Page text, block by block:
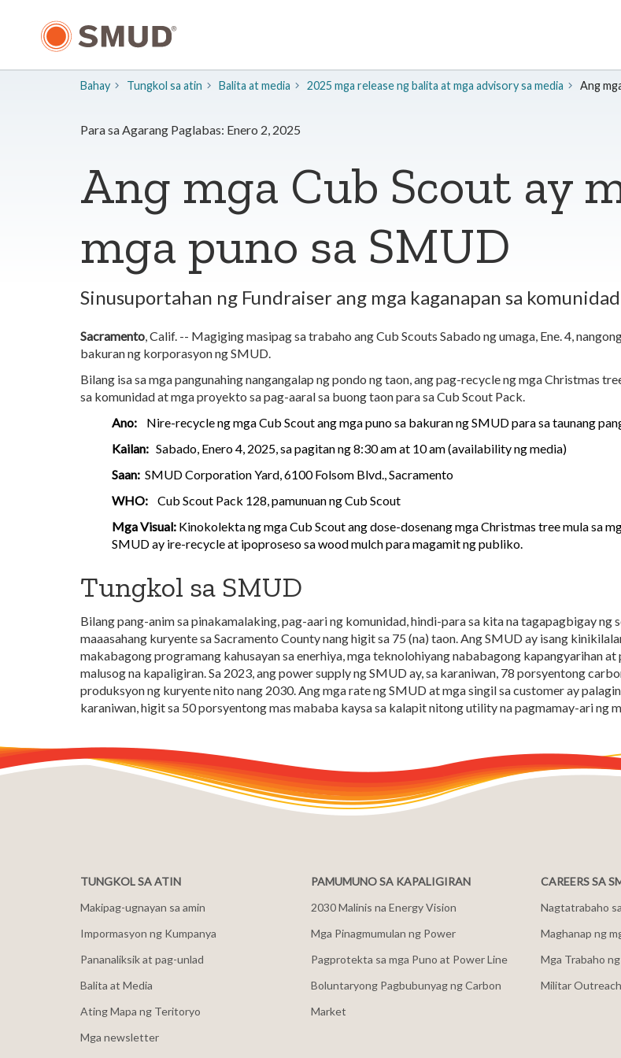
Pangunahing
Bahay Tungkol sa atin ​Balita at media 2025 mga release ng balita at mga advisory sa media Ang
Para sa Agarang Paglabas: Enero 2, 2025
Ang mga Cub Scout ay
mga puno sa SMUD
Sinusuportahan ng Fundraiser ang mga kaganapan sa
Sacramento, Calif. -- Magiging masipag sa trabaho ang Cub Scouts Sabado ng umaga, Ene. 4,
bakuran ng korporasyon ng SMUD.
Bilang isa sa mga pangunahing nangangalap ng pondo ng taon, ang pag-recycle ng mga Christmas
sa komunidad at mga proyekto sa pag-aaral sa buong taon para sa Cub Scout Pack.
Ano: Nire-recycle ng mga Cub Scout ang mga puno sa bakuran ng SMUD para sa taunang
Kailan: Sabado, Enero 4, 2025, sa pagitan ng 8:30 am at 10 am (availability ng media)
Saan: SMUD Corporation Yard, 6100 Folsom Blvd., Sacramento
WHO: Cub Scout Pack 128, pamunuan ng Cub Scout
Mga Visual: Kinokolekta ng mga Cub Scout ang dose-dosenang mga Christmas tree mula sa
SMUD ay ire-recycle at ipoproseso sa wood mulch para magamit ng publiko.
Tungkol sa SMUD
Bilang pang-anim sa pinakamalaking, pag-aari ng komunidad, hindi-para sa kita na tagapagbigay
maaasahang kuryente sa Sacramento County nang higit sa 75 (na) taon. Ang SMUD ay isang
makabagong programang kahusayan sa enerhiya, mga teknolohiyang nababagong kapangyarihan
malusog na kapaligiran. Sa 2023, ang power supply ng SMUD ay, sa karaniwan, 78 porsyentong
produksyon ng kuryente nito nang 2030. Ang mga rate ng SMUD at mga singil sa customer ay
karaniwan, higit sa 50 porsyentong mas mababa kaysa sa kalapit nitong utility na pagmamay-ari ng
TUNGKOL SA ATIN
Makipag-ugnayan sa amin
Impormasyon ng Kumpanya
Pananaliksik at pag-unlad
Balita at Media
Ating Mapa ng Teritoryo
Mga newsletter
PAMUMUNO SA KAPALIGIRAN
2030 Malinis na Energy Vision
Mga Pinagmumulan ng Power
Pagprotekta sa mga Puno at Power Line
Boluntaryong Pagbubunyag ng Carbon
Market
CAREERS SA
Nagtatrabaho
Maghanap ng
Mga Trabaho
Militar Outreach